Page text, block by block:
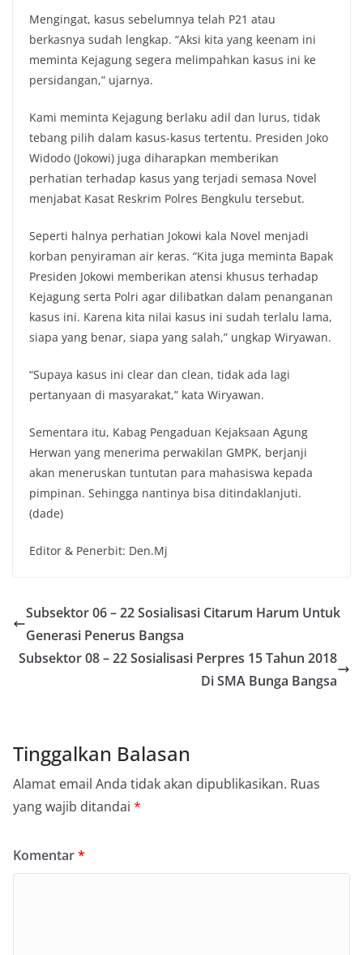
Mengingat, kasus sebelumnya telah P21 atau
berkasnya sudah lengkap. “Aksi kita yang keenam ini
meminta Kejagung segera melimpahkan kasus ini ke
persidangan,” ujarnya.
Kami meminta Kejagung berlaku adil dan lurus, tidak
tebang pilih dalam kasus-kasus tertentu. Presiden Joko
Widodo (Jokowi) juga diharapkan memberikan
perhatian terhadap kasus yang terjadi semasa Novel
menjabat Kasat Reskrim Polres Bengkulu tersebut.
Seperti halnya perhatian Jokowi kala Novel menjadi
korban penyiraman air keras. “Kita juga meminta Bapak
Presiden Jokowi memberikan atensi khusus terhadap
Kejagung serta Polri agar dilibatkan dalam penanganan
kasus ini. Karena kita nilai kasus ini sudah terlalu lama,
siapa yang benar, siapa yang salah,” ungkap Wiryawan.
“Supaya kasus ini clear dan clean, tidak ada lagi
pertanyaan di masyarakat,” kata Wiryawan.
Sementara itu, Kabag Pengaduan Kejaksaan Agung
Herwan yang menerima perwakilan GMPK, berjanji
akan meneruskan tuntutan para mahasiswa kepada
pimpinan. Sehingga nantinya bisa ditindaklanjuti.
(dade)
Editor & Penerbit: Den.Mj
Subsektor 06 – 22 Sosialisasi Citarum Harum Untuk
Generasi Penerus Bangsa
Subsektor 08 – 22 Sosialisasi Perpres 15 Tahun 2018
Di SMA Bunga Bangsa
Tinggalkan Balasan
Alamat email Anda tidak akan dipublikasikan. Ruas
yang wajib ditandai *
Komentar*